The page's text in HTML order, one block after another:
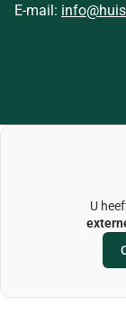
E-mail:
U